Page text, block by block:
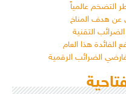
التضخم عالمياً
عن هدف المناخ
التقنية
هذا العام